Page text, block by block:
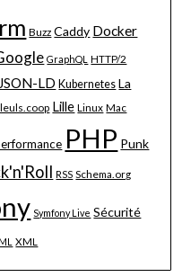
Buzz Caddy Docker
GraphQL HTTP/2
JSON-LD Kubernetes La
Lille Linux Mac
PHP Punk
RSS Schema.org
Symfony Live Sécurité
XML